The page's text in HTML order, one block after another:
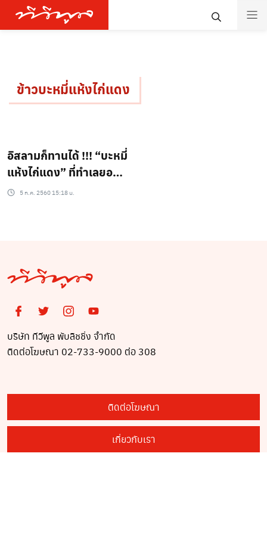
ข้าวบะหมี่แห้งไก่แดง
อิสลามก็ทานได้ !!! “บะหมี่
แห้งไก่แดง” ที่ทำเลยอ
ร่อยเลิศ
5 ก.ค. 2560 15:18 น.
บริษัท ทีวีพูล พับลิชชิ่ง จำกัด
ติดต่อโฆษณา 02-733-9000 ต่อ 308
ติดต่อโฆษณา
เกี่ยวกับเรา